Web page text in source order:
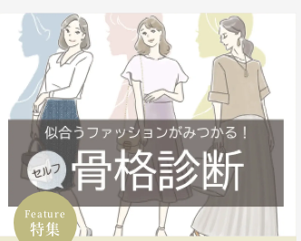
Feature
特集